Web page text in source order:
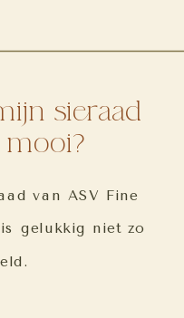
van ASV Fine
gelukkig niet zo
sieraad
mooi?